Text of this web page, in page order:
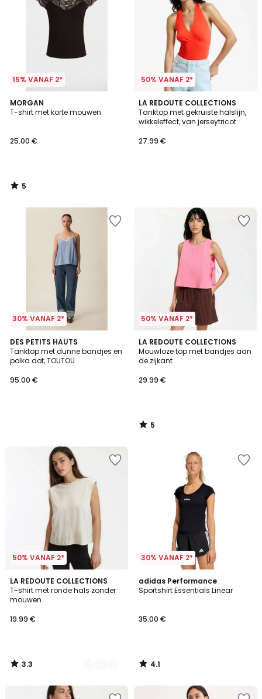
15% VANAF 2*
MORGAN
T-shirt met korte mouwen
25.00 €
5
/
5
/
50% VANAF 2*
LA REDOUTE COLLECTIONS
Tanktop met gekruiste halslijn,
wikkeleffect, van jerseytricot
27.99 €
30% VANAF 2*
DES PETITS HAUTS
Tanktop met dunne bandjes en
polka dot, TOUTOU
95.00 €
50% VANAF 2*
LA REDOUTE COLLECTIONS
Mouwloze top met bandjes aan
de zijkant
29.99 €
5
/
5
5
/
50% VANAF 2*
LA REDOUTE COLLECTIONS
T-shirt met ronde hals zonder
mouwen
19.99 €
3.3
/ 5
2
Kleuren
3.3
/
30% VANAF 2*
adidas Performance
Sportshirt Essentials Linear
35.00 €
4.1
/ 5
4.1
/